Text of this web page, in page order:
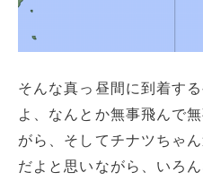
そんな真っ昼間に到着す
よ、なんとか無事飛んで
がら、そしてチナツちゃ
だよと思いながら、いろ